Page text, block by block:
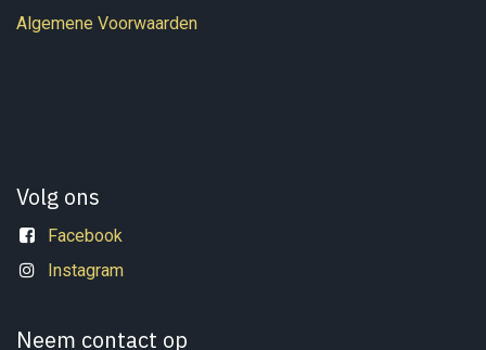
Algemene Voorwaarden
Volg ons
Facebook
Instagram
Neem contact op